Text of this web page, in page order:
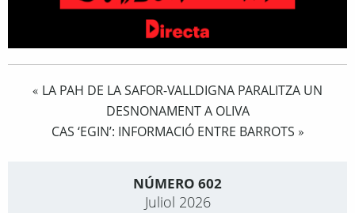
« LA PAH DE LA SAFOR-VALLDIGNA PARALITZA UN
DESNONAMENT A OLIVA
CAS ‘EGIN’: INFORMACIÓ ENTRE BARROTS »
NÚMERO 602
Juliol 2026